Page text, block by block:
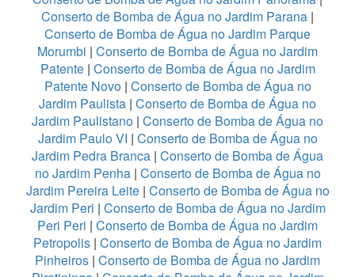
Conserto de Bomba de Água no Jardim Parana |
Conserto de Bomba de Água no Jardim Parque
Morumbi | Conserto de Bomba de Água no Jardim
Patente| Conserto de Bomba de Água no Jardim
Patente Novo| Conserto de Bomba de Água no
Jardim Paulista | Conserto de Bomba de Água no
Jardim Paulistano | Conserto de Bomba de Água no
Jardim Paulo VI | Conserto de Bomba de Água no
Jardim Pedra Branca | Conserto de Bomba de Água
no Jardim Penha| Conserto de Bomba de Água no
Jardim Pereira Leite| Conserto de Bomba de Água no
Jardim Peri | Conserto de Bomba de Água no Jardim
Peri Peri | Conserto de Bomba de Água no Jardim
Petropolis | Conserto de Bomba de Água no Jardim
Pinheiros | Conserto de Bomba de Água no Jardim